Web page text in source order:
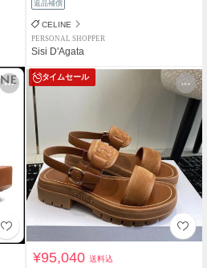
返品補償
CELINE
PERSONAL SHOPPER
Sisi D'Agata
タイムセール
¥95,040送料込